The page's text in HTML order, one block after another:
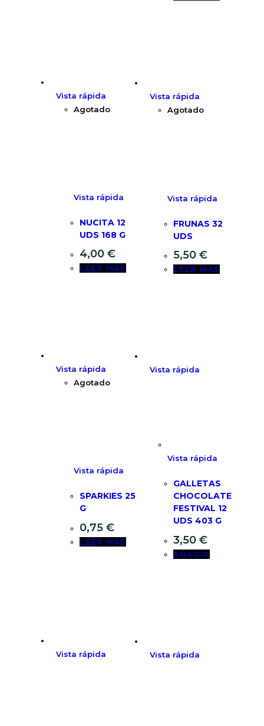
Vista rápida
Agotado
Vista rápida
NUCITA 12
UDS 168 G
4,00 €
LEER MÁS
Vista rápida
Agotado
Vista rápida
FRUNAS 32
UDS
5,50 €
LEER MÁS
Vista rápida
Agotado
Vista rápida
SPARKIES 25
G
0,75 €
LEER MÁS
Vista rápida
Vista rápida
GALLETAS
CHOCOLATE
FESTIVAL 12
UDS 403 G
3,50 €
AÑADIR
Vista rápida Vista rápida